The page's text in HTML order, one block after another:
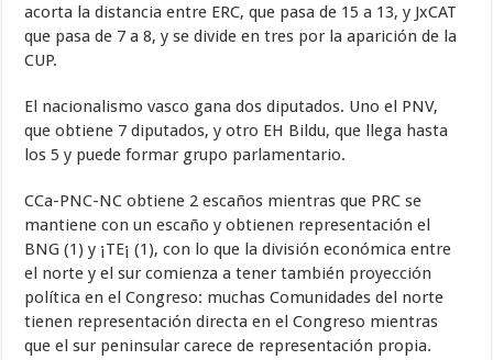
acorta la distancia entre ERC, que pasa de 15 a 13, y JxCAT
que pasa de 7 a 8, y se divide en tres por la aparición de la
CUP.
El nacionalismo vasco gana dos diputados. Uno el PNV,
que obtiene 7 diputados, y otro EH Bildu, que llega hasta
los 5 y puede formar grupo parlamentario.
CCa-PNC-NC obtiene 2 escaños mientras que PRC se
mantiene con un escaño y obtienen representación el
BNG (1) y ¡TE¡ (1), con lo que la división económica entre
el norte y el sur comienza a tener también proyección
política en el Congreso: muchas Comunidades del norte
tienen representación directa en el Congreso mientras
que el sur peninsular carece de representación propia.